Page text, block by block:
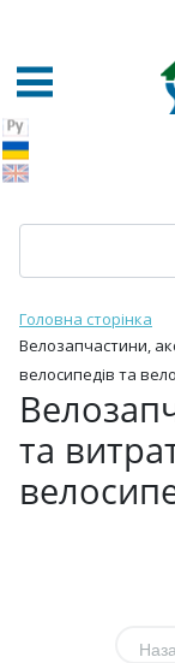
Головна сторінка
Велозапчастини,
велосипедів та
та